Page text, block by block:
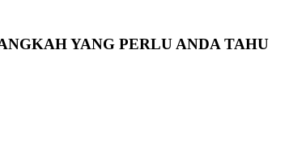
YANG PERLU ANDA TAHU